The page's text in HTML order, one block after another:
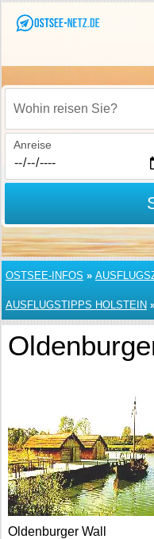
Wohin reisen Sie?
Anreise
OSTSEE-INFOS »
AUSFLUGSTIPPS HOLSTEIN
Oldenburger Wall